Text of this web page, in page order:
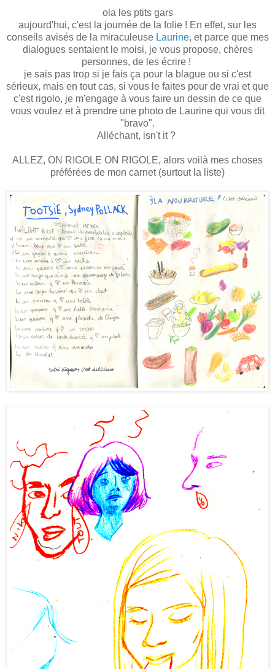
ola les ptits gars
aujourd'hui, c'est la journée de la folie ! En effet, sur les
conseils avisés de la miraculeuse Laurine, et parce que mes
dialogues sentaient le moisi, je vous propose, chères
personnes, de les écrire !
je sais pas trop si je fais ça pour la blague ou si c'est
sérieux, mais en tout cas, si vous le faites pour de vrai et que
c'est rigolo, je m'engage à vous faire un dessin de ce que
vous voulez et à prendre une photo de Laurine qui vous dit
"bravo".
Alléchant, isn't it ?
ALLEZ, ON RIGOLE ON RIGOLE, alors voilà mes choses
préférées de mon carnet (surtout la liste)